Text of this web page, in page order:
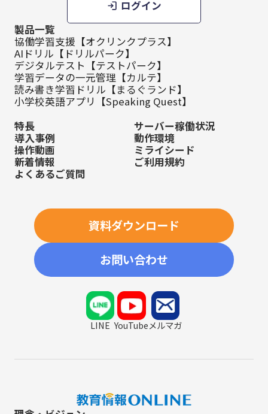
ログイン
製品一覧
協働学習支援【オクリンクプラス】
AIドリル【ドリルパーク】
デジタルテスト【テストパーク】
学習データの一元管理【カルテ】
読み書き学習ドリル【まるぐランド】
小学校英語アプリ【Speaking Quest】
特長
導入事例
操作動画
新着情報
よくあるご質問
サーバー稼働状況
動作環境
ミライシード
ご利用規約
資料ダウンロード
お問い合わせ
LINE YouTubeメルマガ